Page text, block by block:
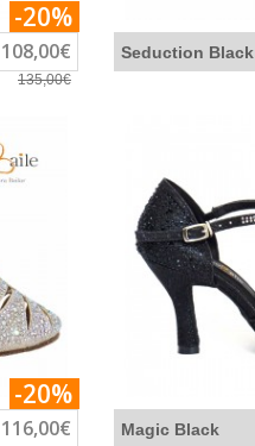
108,00€
135,00€
-20%
Seduction Black
116,00€
-20%
Magic Black